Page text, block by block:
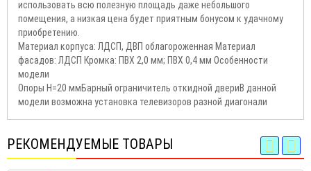
использовать всю полезную площадь даже небольшого
помещения, а низкая цена будет приятным бонусом к удачному
приобретению.
Материал корпуса: ЛДСП, ДВП облагороженная Материал
фасадов: ЛДСП Кромка: ПВХ 2,0 мм; ПВХ 0,4 мм Особенности
модели
Опоры Н=20 ммБарный ограничитель откидной двериВ данной
модели возможна установка телевизоров разной диагонали
РЕКОМЕНДУЕМЫЕ ТОВАРЫ